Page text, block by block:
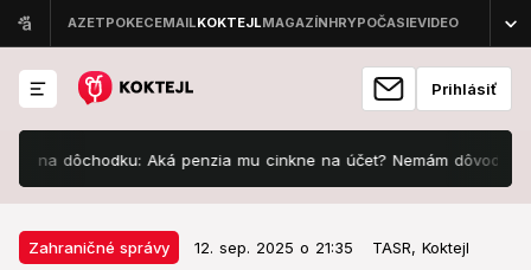
Prihlásiť
dôchodku: Aká penzia mu cinkne na účet? Nemám dôvod ju tajiť
Zahraničné správy 12. sep. 2025 o 21:35 TASR, Koktejl
Zahraničné správy 12. sep. 2025 o 21:35